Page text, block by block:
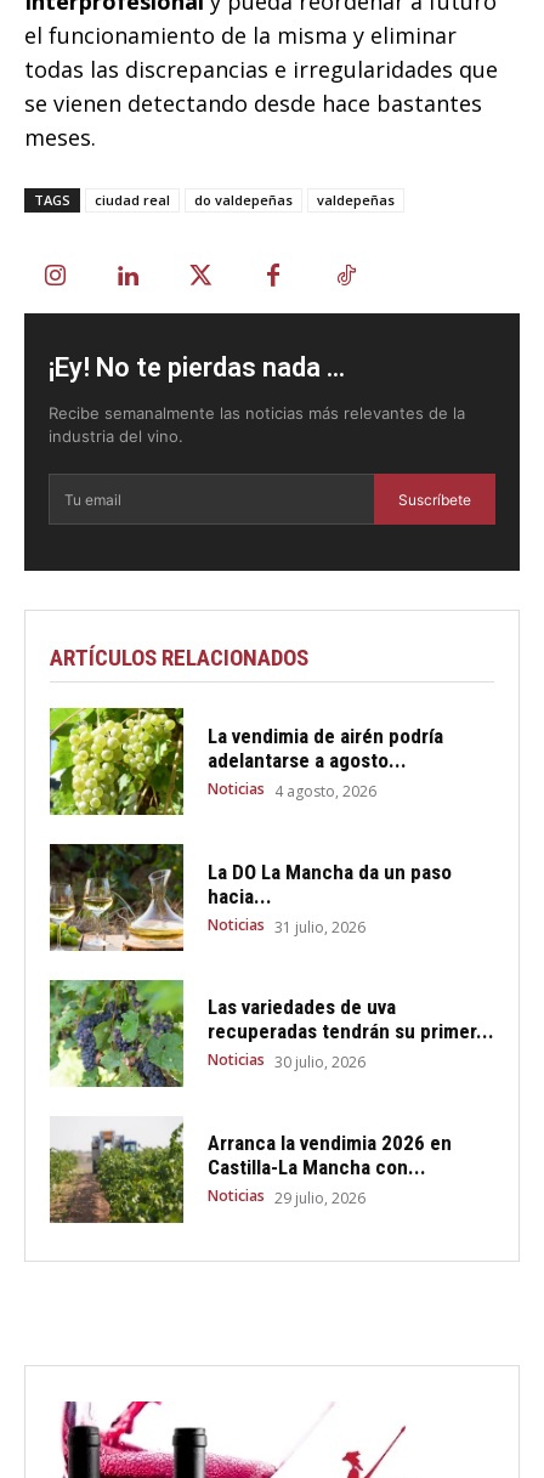
el funcionamiento de la misma y eliminar
todas las discrepancias e irregularidades que
se vienen detectando desde hace bastantes
meses.
TAGS ciudad real do valdepeñas valdepeñas
¡Ey! No te pierdas nada ...
Recibe semanalmente las noticias más relevantes de la
industria del vino.
Suscríbete
ARTÍCULOS RELACIONADOS
La vendimia de airén podría
adelantarse a agosto...
Noticias 4 agosto, 2026
La DO La Mancha da un paso
hacia...
Noticias 31 julio, 2026
Las variedades de uva
recuperadas tendrán su primer...
Noticias 30 julio, 2026
Arranca la vendimia 2026 en
Castilla-La Mancha con...
Noticias 29 julio, 2026